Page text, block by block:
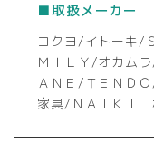
■取扱メーカー
コクヨ/イトーキ/
ＭＩＬＹ/オカム
ＡＮＥ/ＴＥＮＤ
家具/ＮＡＩＫＩ